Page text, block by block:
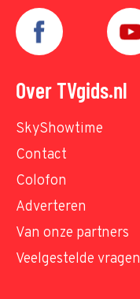
Over TVgids.nl
SkyShowtime
Contact
Colofon
Adverteren
Van onze partners
Veelgestelde vragen